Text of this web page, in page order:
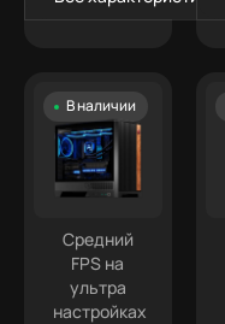
В наличии
Средний
FPS на
ультра
настройках